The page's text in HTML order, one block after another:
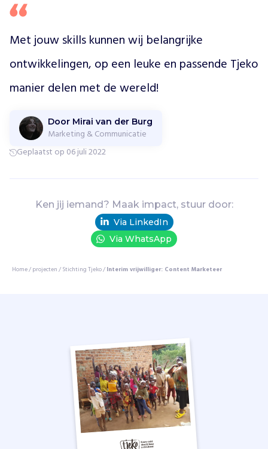
l
e
i
d
t
o
v
o
l
a
o
Met jouw skills kunnen wij belangrijke
ontwikkelingen, op een leuke en passende Tjeko
manier delen met de wereld!
Door Mirai van der Burg
Marketing & Communicatie
Geplaatst op 06 juli 2022
Ken jij iemand? Maak impact, stuur door:
Via LinkedIn
Via WhatsApp
Home/projecten/Stichting Tjeko/Interim vrijwilliger: Content Marketeer